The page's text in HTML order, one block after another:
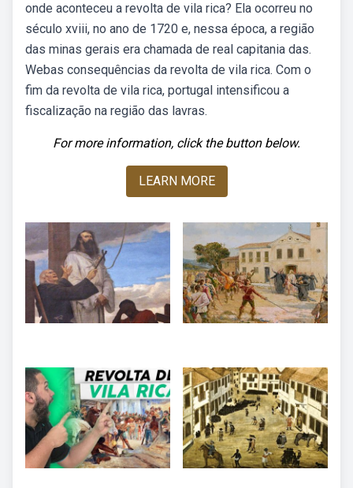
onde aconteceu a revolta de vila rica? Ela ocorreu no
século xviii, no ano de 1720 e, nessa época, a região
das minas gerais era chamada de real capitania das.
Webas consequências da revolta de vila rica. Com o
fim da revolta de vila rica, portugal intensificou a
fiscalização na região das lavras.
For more information, click the button below.
LEARN MORE